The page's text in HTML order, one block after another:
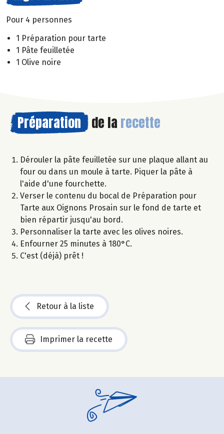
Pour 4 personnes
1 Préparation pour tarte
1 Pâte feuilletée
1 Olive noire
Préparation de la recette
Dérouler la pâte feuilletée sur une plaque allant au
four ou dans un moule à tarte. Piquer la pâte à
l'aide d'une fourchette.
Verser le contenu du bocal de Préparation pour
Tarte aux Oignons Prosain sur le fond de tarte et
bien répartir jusqu'au bord.
Personnaliser la tarte avec les olives noires.
Enfourner 25 minutes à 180°C.
C'est (déjà) prêt !
Retour à la liste
Imprimer la recette